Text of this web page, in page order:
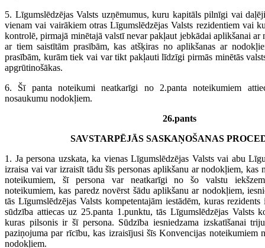
5. Līgumslēdzējas Valsts uzņēmumus, kuru kapitāls pilnīgi vai
vienam vai vairākiem otras Līgumslēdzējas Valsts rezidentiem vai
kontrolē, pirmajā minētajā valstī nevar pakļaut jebkādai aplikšanai
ar tiem saistītām prasībām, kas atšķiras no aplikšanas ar
prasībām, kurām tiek vai var tikt pakļauti līdzīgi pirmās minētās
apgrūtinošākas.
6. Šī panta noteikumi neatkarīgi no 2.panta noteikumiem
nosaukumu nodokļiem.
26.pants
SAVSTARPĒJĀS SASKAŅOŠANAS
1. Ja persona uzskata, ka vienas Līgumslēdzējas Valsts vai abu
izraisa vai var izraisīt tādu šīs personas aplikšanu ar nodokļiem, kas
noteikumiem, šī persona var neatkarīgi no šo valstu
noteikumiem, kas paredz novērst šādu aplikšanu ar nodokļiem,
tās Līgumslēdzējas Valsts kompetentajām iestādēm, kuras
sūdzība attiecas uz 25.panta 1.punktu, tās Līgumslēdzējas Valsts
kuras pilsonis ir šī persona. Sūdzība iesniedzama izskatīšanai
paziņojuma par rīcību, kas izraisījusi šīs Konvencijas noteikumiem
nodokļiem.